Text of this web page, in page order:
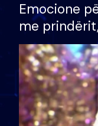
Emocione
me
divorci apo